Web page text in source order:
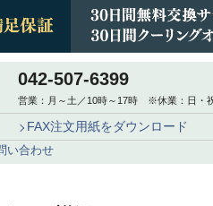
042-507-6399
営業：月～土／10時～17時 ※休業：日・
FAX注文用紙をダウンロード
い合わせ